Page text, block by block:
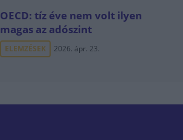
OECD: tíz éve nem volt ilyen
magas az adószint
ELEMZÉSEK 2026. ápr. 23.